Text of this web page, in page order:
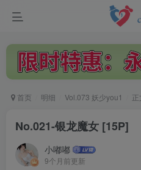
首页 明细 Vol.073 妖少you1 正
No.021-银龙魔女 [15P]
小嘟嘟
9个月前更新